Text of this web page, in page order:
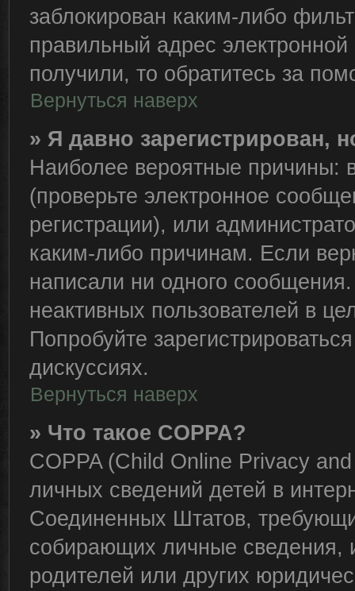
заблокирован каким-либо
правильный адрес
получили, то обратитесь за
Вернуться наверх
» Я давно зарегистрирован,
Наиболее вероятные причины:
(проверьте электронное
регистрации), или
каким-либо причинам. Если
написали ни одного
неактивных пользователей в
Попробуйте
дискуссиях.
Вернуться наверх
» Что такое COPPA?
COPPA (Child Online Privacy
личных сведений детей в
Соединенных Штатов,
собирающих личные сведения,
родителей или других